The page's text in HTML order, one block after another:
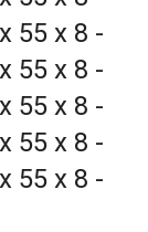
55 x 8 -
55 x 8 -
55 x 8 -
55 x 8 -
55 x 8 -